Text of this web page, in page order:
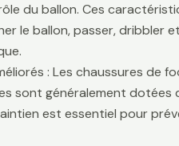
du ballon. Ces
le ballon, passer, dribbler
: Les chaussures de
sont généralement
est essentiel pour